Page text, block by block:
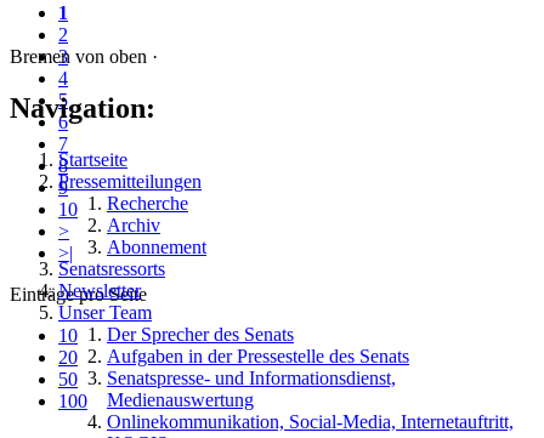
1
2
3
4
5
6
7
8
9
10
>
>|
Einträge pro Seite
10
20
50
100
Bremen von oben ·
Navigation:
Startseite
Pressemitteilungen
Recherche
Archiv
Abonnement
Senatsressorts
Newsletter
Unser Team
Der Sprecher des Senats
Aufgaben in der Pressestelle des Senats
Senatspresse- und Informationsdienst,
Medienauswertung
Onlinekommunikation, Social-Media, Internetauftritt,